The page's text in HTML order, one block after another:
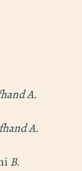
A.
A.
B.